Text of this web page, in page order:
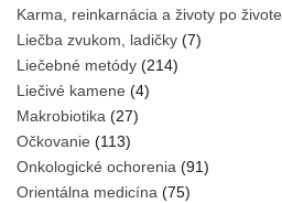
Karma, reinkarnácia a životy po živote
Liečba zvukom, ladičky (7)
Liečebné metódy (214)
Liečivé kamene (4)
Makrobiotika (27)
Očkovanie (113)
Onkologické ochorenia (91)
Orientálna medicína (75)